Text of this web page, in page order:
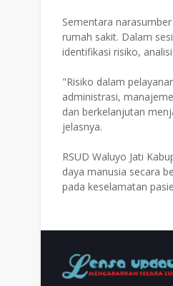
Sementara
rumah sakit. Dalam
identifikasi risiko,
"Risiko dalam
administrasi,
dan berkelanjutan
jelasnya.
RSUD Waluyo Jati
daya manusia secara
pada keselamatan